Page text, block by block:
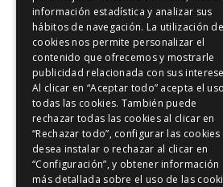
Erkundung der
erkunden, die
tun und zu entdecken.
So buchen
Die Buchung
klicken Sie auf die
Fazit
información estadística y analizar sus
hábitos de navegación. La utilización de
cookies nos permite personalizar el
contenido que ofrecemos y mostrarle
publicidad relacionada con sus
Al clicar en “Aceptar todo” acepta el
todas las cookies. También puede
rechazar todas las cookies al clicar en
“Rechazar todo”, configurar las cookies
desea instalar o rechazar al clicar en
“Configuración”, y obtener información
más detallada sobre el uso de las